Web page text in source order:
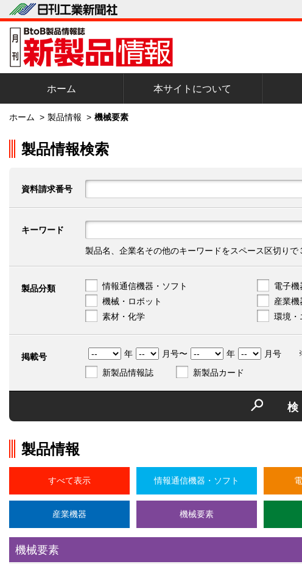
ホーム 本サイトについて
ホーム > 製品情報 > 機械要素
製品情報検索
資料請求番号
キーワード
製品名、企業名その他のキーワードをスペース区切りで
製品分類 情報通信機器・ソフト 電子機
機械・ロボット
産業機
素材・化学
環境・
掲載号 年 月号〜 年
月号
新製品情報誌
新製品カード
製品情報
すべて表示 情報通信機器・ソフト
産業機器 機械要素
機械要素